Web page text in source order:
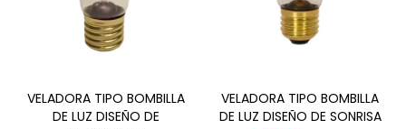
VELADORA TIPO BOMBILLA
DE LUZ DISEÑO DE
VELADORA TIPO BOMBILLA
DE LUZ DISEÑO DE SONRISA